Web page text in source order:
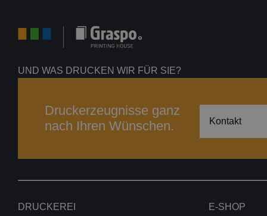
UND WAS DRUCKEN WIR FÜR SIE?
Druckerzeugnisse ganz
nach Ihren Wünschen.
Kontakt
DRUCKEREI
E-SHOP